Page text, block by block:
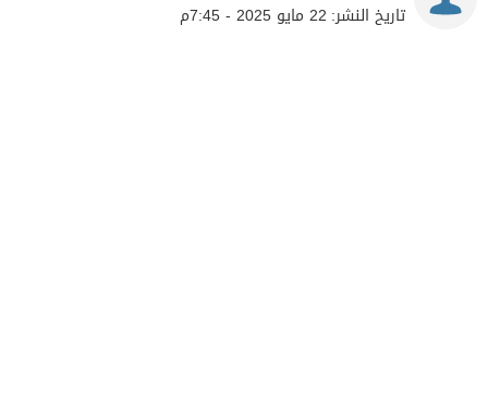
تاريخ النشر: 22 مايو 2025 - 7:45م